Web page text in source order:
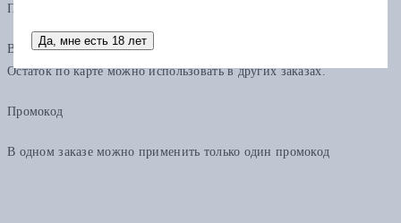
Подарочная карта
В одном заказе можно применить только одну подарочную карту.
Остаток по карте можно использовать в других заказах.
Промокод
В одном заказе можно применить только один промокод
Да, мне есть 18 лет